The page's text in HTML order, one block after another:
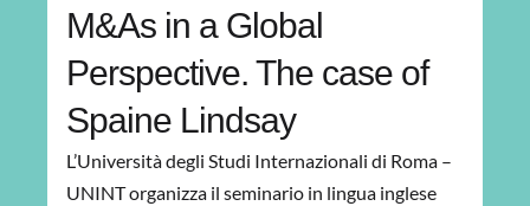
M&As in a Global
Perspective. The case of
Spaine Lindsay
L’Università degli Studi Internazionali di Roma –
UNINT organizza il seminario in lingua inglese